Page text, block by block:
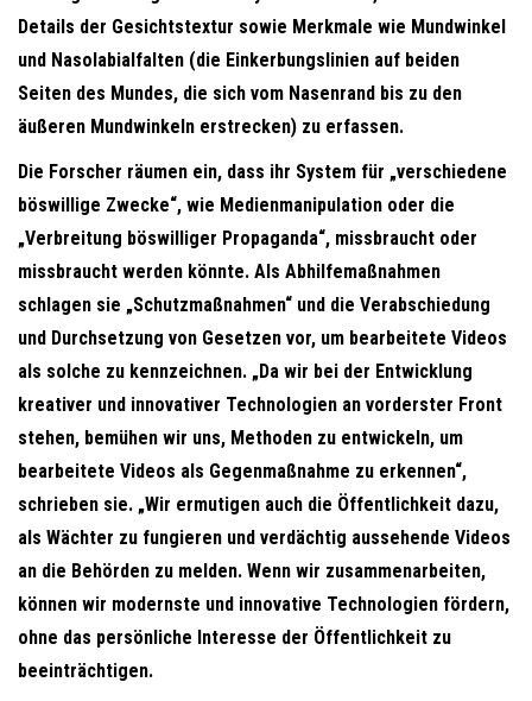
Details der Gesichtstextur sowie Merkmale wie Mundwinkel
und Nasolabialfalten (die Einkerbungslinien auf beiden
Seiten des Mundes, die sich vom Nasenrand bis zu den
äußeren Mundwinkeln erstrecken) zu erfassen.
Die Forscher räumen ein, dass ihr System für „verschiedene
böswillige Zwecke“, wie Medienmanipulation oder die
„Verbreitung böswilliger Propaganda“, missbraucht oder
missbraucht werden könnte. Als Abhilfemaßnahmen
schlagen sie „Schutzmaßnahmen“ und die Verabschiedung
und Durchsetzung von Gesetzen vor, um bearbeitete Videos
als solche zu kennzeichnen. „Da wir bei der Entwicklung
kreativer und innovativer Technologien an vorderster Front
stehen, bemühen wir uns, Methoden zu entwickeln, um
bearbeitete Videos als Gegenmaßnahme zu erkennen“,
schrieben sie. „Wir ermutigen auch die Öffentlichkeit dazu,
als Wächter zu fungieren und verdächtig aussehende Videos
an die Behörden zu melden. Wenn wir zusammenarbeiten,
können wir modernste und innovative Technologien fördern,
ohne das persönliche Interesse der Öffentlichkeit zu
beeinträchtigen.